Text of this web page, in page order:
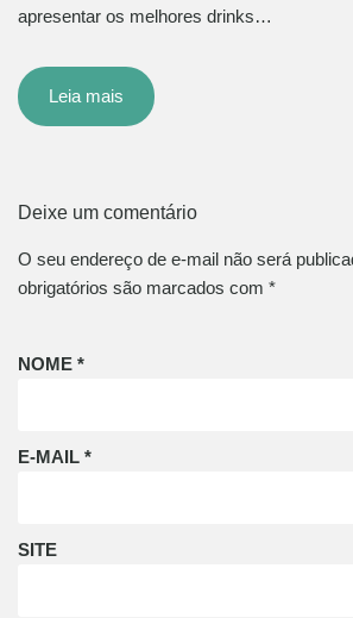
apresentar os melhores drinks…
Leia mais
Deixe um comentário
O seu endereço de e-mail não será
obrigatórios são marcados com *
NOME *
E-MAIL *
SITE